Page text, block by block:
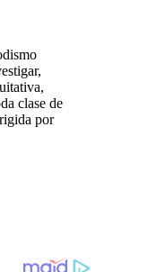
clase de
por